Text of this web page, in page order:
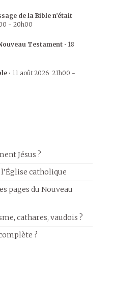
de la Bible n’était
- 20h00
Testament • 18
• 11 août 2026 21h00 -
Jésus ?
catholique
pages du Nouveau
cathares, vaudois ?
?